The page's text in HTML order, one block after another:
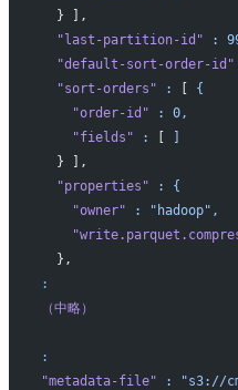
  } ],
  "last-partition-id"
:
  "default-sort-order-id"
  "sort-orders"
:
{
    "order-id"
:
0,
    "fields"
:
  } ],
  "properties"
:
{
    "owner"
:
"hadoop",
  },
:
（中略）
:
"metadata-file" :
"s3://